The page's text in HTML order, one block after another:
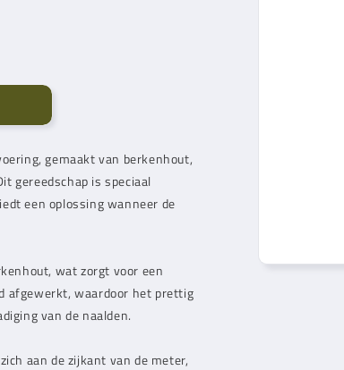
gemaakt van berkenhout,
gereedschap is speciaal
een oplossing wanneer de
wat zorgt voor een
afgewerkt, waardoor het prettig
van de naalden.
aan de zijkant van de meter,